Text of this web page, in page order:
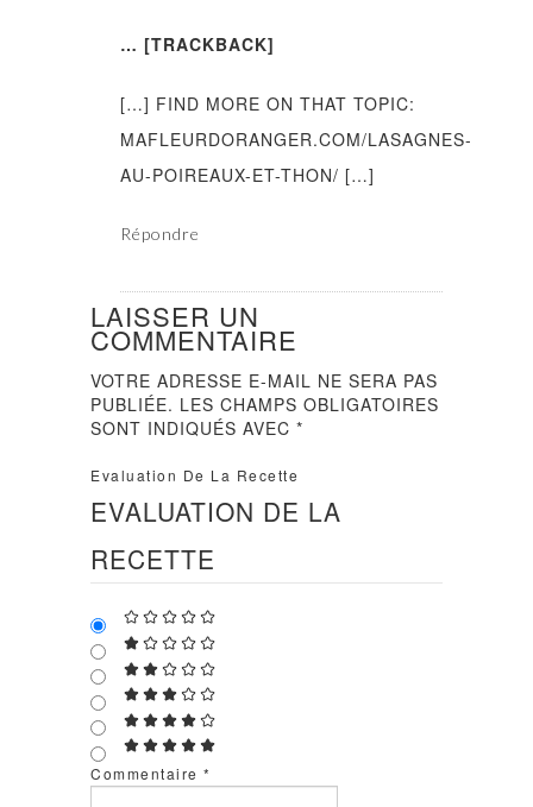
… [TRACKBACK]
[…] FIND MORE ON THAT TOPIC:
MAFLEURDORANGER.COM/LASAGNES-
AU-POIREAUX-ET-THON/ […]
Répondre
LAISSER UN
COMMENTAIRE
VOTRE ADRESSE E-MAIL NE SERA PAS
PUBLIÉE. LES CHAMPS OBLIGATOIRES
SONT INDIQUÉS AVEC*
Evaluation De La Recette
EVALUATION DE LA
RECETTE
Commentaire*